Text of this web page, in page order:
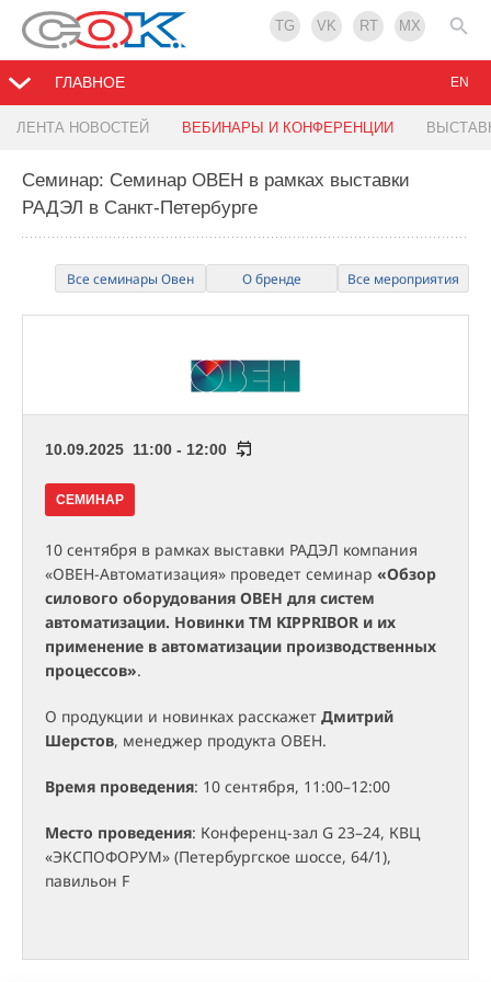
TG VK RT MX
ГЛАВНОЕ
ЛЕНТА НОВОСТЕЙ ВЕБИНАРЫ И КОНФЕРЕНЦИИ
EN
Семинар: Семинар ОВЕН в рамках выставки
РАДЭЛ в Санкт-Петербурге
Все семинары Овен О бренде Все мероприятия
10.09.2025 11:00 - 12:00
СЕМИНАР
10 сентября в рамках выставки РАДЭЛ компания
«ОВЕН-Автоматизация» проведет семинар «Обзор
силового оборудования ОВЕН для систем
автоматизации. Новинки TM KIPPRIBOR и их
применение в автоматизации производственных
процессов».
О продукции и новинках расскажет Дмитрий
Шерстов, менеджер продукта ОВЕН.
Время проведения: 10 сентября, 11:00–12:00
Место проведения: Конференц-зал G 23–24, КВЦ
«ЭКСПОФОРУМ» (Петербургское шоссе, 64/1),
павильон F